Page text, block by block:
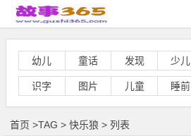
幼儿 童话 发现 少儿
识字 图片 儿童 睡前
首页 >TAG >快乐狼 > 列表